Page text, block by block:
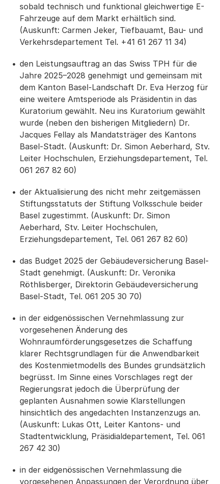
sobald technisch und funktional gleichwertige E-
Fahrzeuge auf dem Markt erhältlich sind.
(Auskunft: Carmen Jeker, Tiefbauamt, Bau- und
Verkehrsdepartement Tel. +41 61 267 11 34)
den Leistungsauftrag an das Swiss TPH für die
Jahre 2025–2028 genehmigt und gemeinsam mit
dem Kanton Basel-Landschaft Dr. Eva Herzog für
eine weitere Amtsperiode als Präsidentin in das
Kuratorium gewählt. Neu ins Kuratorium gewählt
wurde (neben den bisherigen Mitgliedern) Dr.
Jacques Fellay als Mandatsträger des Kantons
Basel-Stadt. (Auskunft: Dr. Simon Aeberhard, Stv.
Leiter Hochschulen, Erziehungsdepartement, Tel.
061 267 82 60)
der Aktualisierung des nicht mehr zeitgemässen
Stiftungsstatuts der Stiftung Volksschule beider
Basel zugestimmt. (Auskunft: Dr. Simon
Aeberhard, Stv. Leiter Hochschulen,
Erziehungsdepartement, Tel. 061 267 82 60)
das Budget 2025 der Gebäudeversicherung Basel-
Stadt genehmigt. (Auskunft: Dr. Veronika
Röthlisberger, Direktorin Gebäudeversicherung
Basel-Stadt, Tel. 061 205 30 70)
in der eidgenössischen Vernehmlassung zur
vorgesehenen Änderung des
Wohnraumförderungsgesetzes die Schaffung
klarer Rechtsgrundlagen für die Anwendbarkeit
des Kostenmietmodells des Bundes grundsätzlich
begrüsst. Im Sinne eines Vorschlages regt der
Regierungsrat jedoch die Überprüfung der
geplanten Ausnahmen sowie Klarstellungen
hinsichtlich des angedachten Instanzenzugs an.
(Auskunft: Lukas Ott, Leiter Kantons- und
Stadtentwicklung, Präsidialdepartement, Tel. 061
267 42 30)
in der eidgenössischen Vernehmlassung die
vorgesehenen Anpassungen der Verordnung über